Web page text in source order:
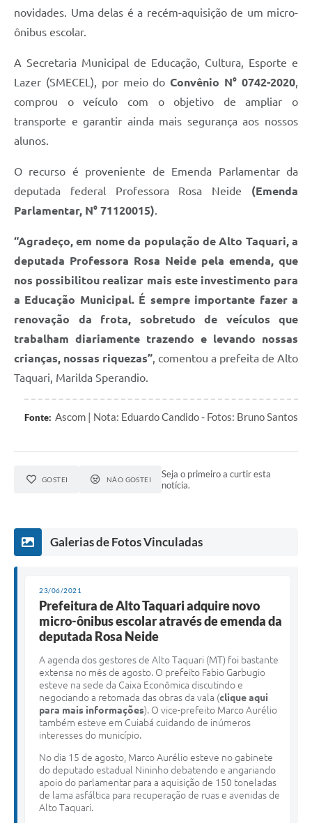
novidades. Uma delas é a recém-aquisição de um micro-
ônibus escolar.
A Secretaria Municipal de Educação, Cultura, Esporte e
Lazer (SMECEL), por meio doConvênio N° 0742-2020
comprou o veículo com o objetivo de ampliar o
transporte e garantir ainda mais segurança aos nossos
alunos.
O recurso é proveniente de Emenda Parlamentar da
deputada federal Professora Rosa Neide (Emenda
Parlamentar, N° 71120015)
“Agradeço, em nome da população de Alto Taquari, a
deputada Professora Rosa Neide pela emenda, que
nos possibilitou realizar mais este investimento para
a Educação Municipal. É sempre importante fazer a
renovação da frota, sobretudo de veículos que
trabalham diariamente trazendo e levando nossas
crianças, nossas riquezas” , comentou a prefeita de Alto
Taquari, Marilda Sperandio.
Fonte: Ascom | Nota: Eduardo Candido - Fotos: Bruno Santos
GOSTEI NÃO GOSTEI
Seja o primeiro a curtir esta
notícia.
Galerias de Fotos Vinculadas
23/06/2021
Prefeitura de Alto Taquari adquire novo
micro-ônibus escolar através de emenda da
deputada Rosa Neide
A agenda dos gestores de Alto Taquari (MT) foi bastante
extensa no mês de agosto. O prefeito Fabio Garbugio
esteve na sede da Caixa Econômica discutindo e
negociando a retomada das obras da vala (clique aqui
para mais informações). O vice-prefeito Marco Aurélio
também esteve em Cuiabá cuidando de inúmeros
interesses do município.
No dia 15 de agosto, Marco Aurélio esteve no gabinete
do deputado estadual Nininho debatendo e angariando
apoio do parlamentar para a aquisição de 150 toneladas
de lama asfáltica para recuperação de ruas e avenidas de
Alto Taquari.